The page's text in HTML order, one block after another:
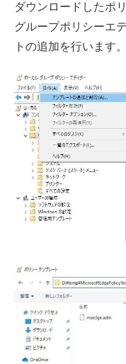
ダウンロードしたポ
グループポリシーエ
トの追加を行います。